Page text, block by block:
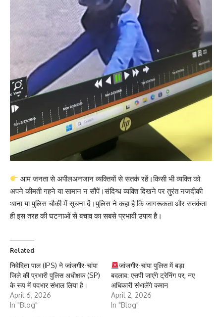
आम जनता से अपीलअनजान व्यक्तियों से सतर्क रहें।किसी भी व्यक्ति को
अपने कीमती गहने या सामान न सौंपें।संदिग्ध व्यक्ति दिखने पर तुरंत नजदीकी
थाना या पुलिस चौकी में सूचना दें।पुलिस ने कहा है कि जागरूकता और सतर्कता
ही इस तरह की घटनाओं से बचाव का सबसे प्रभावी उपाय है।
Related
निवेदिता पाल (IPS) ने जांजगीर-चांपा
जिले की प्रभारी पुलिस अधीक्षक (SP)
के रूप में पदभार संभाल लिया है।
April 6, 2026
In "Blog"
जांजगीर-चांपा पुलिस में बड़ा
बदलाव: एसपी जाएंगे ट्रेनिंग पर, नए
अधिकारी संभालेंगे कमान
April 2, 2026
In "Blog"